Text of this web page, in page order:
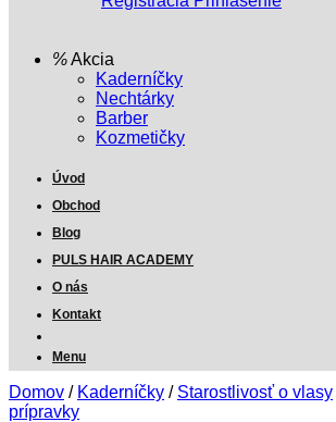
Akcia
Kaderníčky
Nechtárky
Barber
Kozmetičky
Úvod
Obchod
Blog
PULS HAIR ACADEMY
O nás
Kontakt
Menu
Domov / Kaderníčky / Starostlivosť o vlasy
prípravky